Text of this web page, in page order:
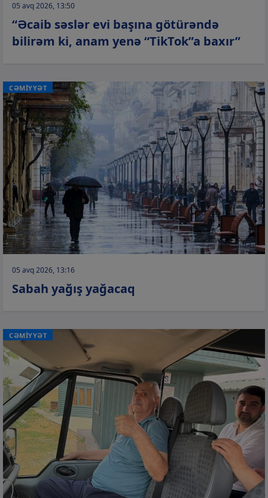
05 avq 2026, 13:50
“Əcaib səslər evi başına götürəndə
bilirəm ki, anam yenə “TikTok”a baxır”
CƏMİYYƏT
05 avq 2026, 13:16
Sabah yağış yağacaq
CƏMİYYƏT